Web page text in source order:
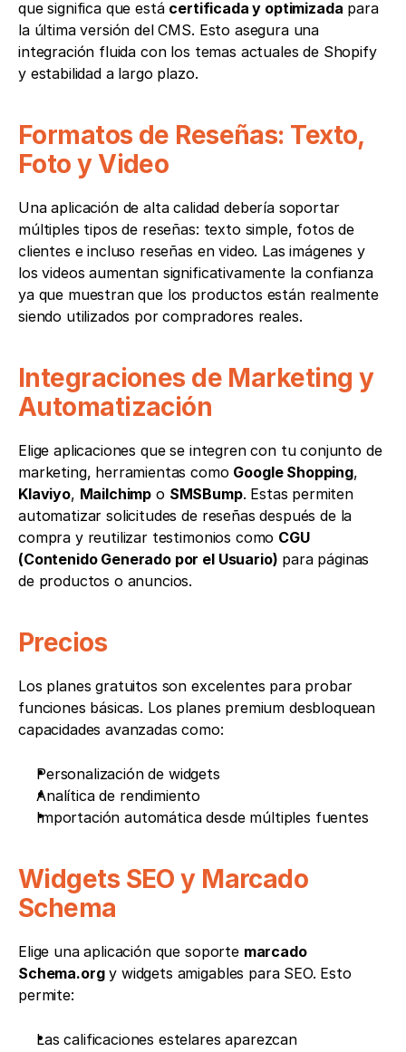
que significa que está certificada y optimizada para
la última versión del CMS. Esto asegura una
integración fluida con los temas actuales de Shopify
y estabilidad a largo plazo.
Formatos de Reseñas: Texto,
Foto y Video
Una aplicación de alta calidad debería soportar
múltiples tipos de reseñas: texto simple, fotos de
clientes e incluso reseñas en video. Las imágenes y
los videos aumentan significativamente la confianza
ya que muestran que los productos están realmente
siendo utilizados por compradores reales.
Integraciones de Marketing y
Automatización
Elige aplicaciones que se integren con tu conjunto de
marketing, herramientas como Google Shopping
Klaviyo, Mailchimp o SMSBump. Estas permiten
automatizar solicitudes de reseñas después de la
compra y reutilizar testimonios como CGU
(Contenido Generado por el Usuario) para páginas
de productos o anuncios.
Precios
Los planes gratuitos son excelentes para probar
funciones básicas. Los planes premium desbloquean
capacidades avanzadas como:
Personalización de widgets
Analítica de rendimiento
Importación automática desde múltiples fuentes
Widgets SEO y Marcado
Schema
Elige una aplicación que soporte marcado
Schema.org y widgets amigables para SEO. Esto
permite:
Las calificaciones estelares aparezcan